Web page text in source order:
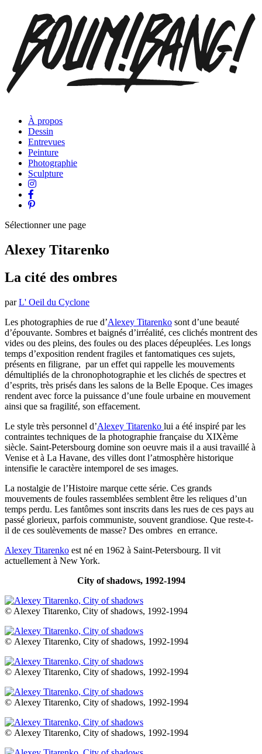
À propos
Dessin
Entrevues
Peinture
Photographie
Sculpture
Sélectionner une page
Alexey Titarenko
La cité des ombres
parL' Oeil du Cyclone
Les photographies de rue d’Alexey Titarenko sont d’une beauté
d’épouvante. Sombres et baignés d’irréalité, ces clichés montrent des
vides ou des pleins, des foules ou des places dépeuplées. Les longs
temps d’exposition rendent fragiles et fantomatiques ces sujets,
présents en filigrane, par un effet qui rappelle les mouvements
démultipliés de la chronophotographie et les clichés de spectres et
d’esprits, très prisés dans les salons de la Belle Epoque. Ces images
rendent avec force la puissance d’une foule urbaine en mouvement
ainsi que sa fragilité, son effacement.
Le style très personnel d’Alexey Titarenko lui a été inspiré par les
contraintes techniques de la photographie française du XIXème
siècle. Saint-Petersbourg domine son oeuvre mais il a ausi travaillé à
Venise et à La Havane, des villes dont l’atmosphère historique
intensifie le caractère intemporel de ses images.
La nostalgie de l’Histoire marque cette série. Ces grands
mouvements de foules rassemblées semblent être les reliques d’un
temps perdu. Les fantômes sont inscrits dans les rues de ces pays au
passé glorieux, parfois communiste, souvent grandiose. Que reste-t-
il de ces soulèvements de masse? Des ombres en errance.
Alexey Titarenko est né en 1962 à Saint-Petersbourg. Il vit
actuellement à New York.
City of shadows, 1992-1994
© Alexey Titarenko, City of shadows, 1992-1994
© Alexey Titarenko, City of shadows, 1992-1994
© Alexey Titarenko, City of shadows, 1992-1994
© Alexey Titarenko, City of shadows, 1992-1994
© Alexey Titarenko, City of shadows, 1992-1994